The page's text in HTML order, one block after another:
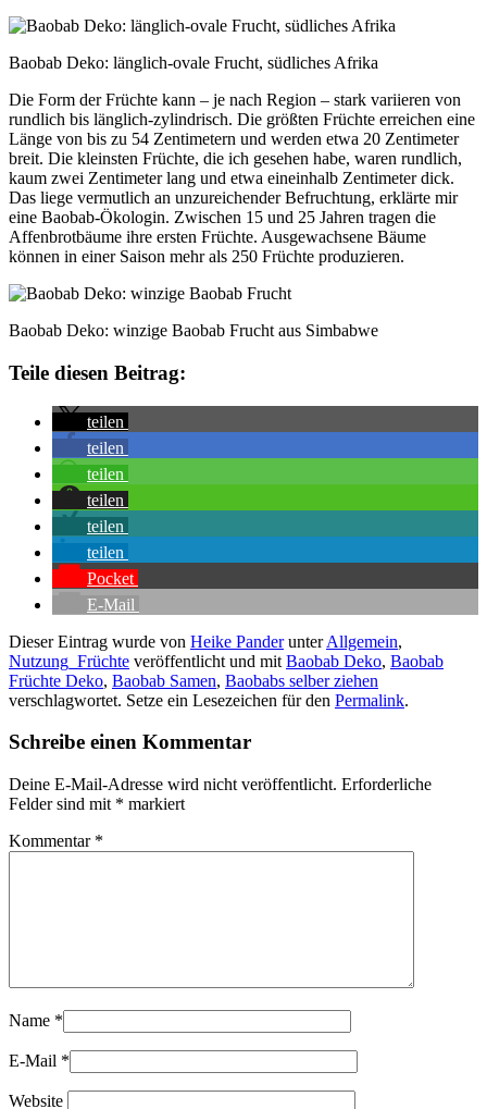
Baobab Deko: länglich-ovale Frucht, südliches Afrika
Die Form der Früchte kann – je nach Region – stark variieren von
rundlich bis länglich-zylindrisch. Die größten Früchte erreichen eine
Länge von bis zu 54 Zentimetern und werden etwa 20 Zentimeter
breit. Die kleinsten Früchte, die ich gesehen habe, waren rundlich,
kaum zwei Zentimeter lang und etwa eineinhalb Zentimeter dick.
Das liege vermutlich an unzureichender Befruchtung, erklärte mir
eine Baobab-Ökologin. Zwischen 15 und 25 Jahren tragen die
Affenbrotbäume ihre ersten Früchte. Ausgewachsene Bäume
können in einer Saison mehr als 250 Früchte produzieren.
Baobab Deko: winzige Baobab Frucht aus Simbabwe
Teile diesen Beitrag:
teilen
teilen
teilen
teilen
teilen
teilen
Pocket
E-Mail
Dieser Eintrag wurde von Heike PanderunterAllgemein,
Nutzung_Früchte veröffentlicht und mit Baobab Deko, Baobab
Früchte Deko, Baobab Samen, Baobabs selber ziehen
verschlagwortet. Setze ein Lesezeichen für den Permalink.
Schreibe einen Kommentar
Deine E-Mail-Adresse wird nicht veröffentlicht. Erforderliche
Felder sind mit * markiert
Kommentar *
Name *
E-Mail *
Website